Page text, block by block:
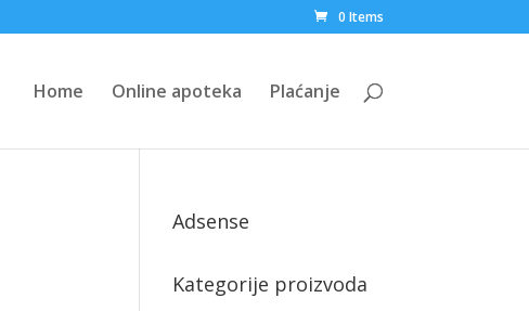
0 Items
Home Online apoteka Plaćanje
Adsense
Kategorije proizvoda